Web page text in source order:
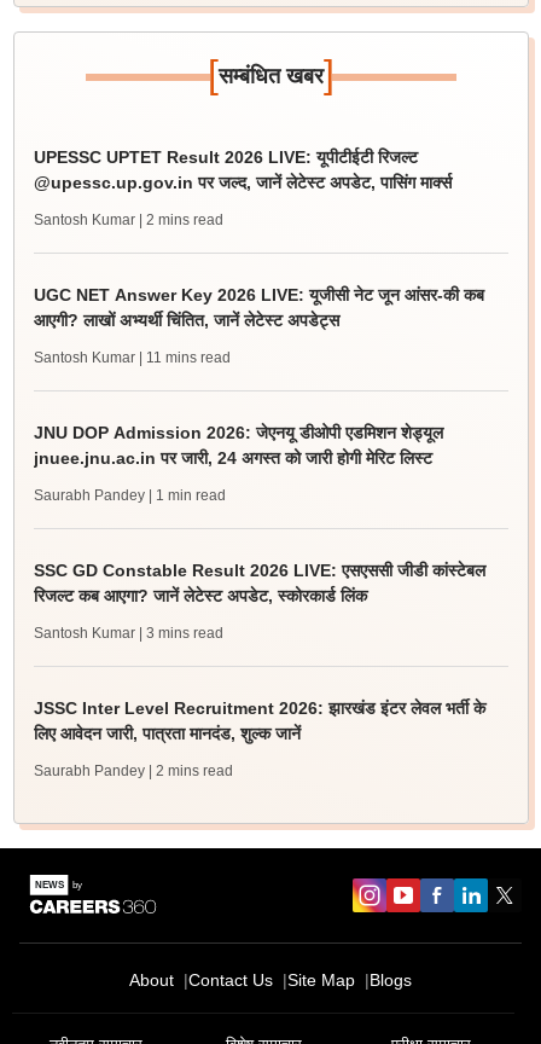
[सम्बंधित खबर]
UPESSC UPTET Result 2026 LIVE: यूपीटीईटी रिजल्ट
@upessc.up.gov.in पर जल्द, जानें लेटेस्ट अपडेट, पासिंग मार्क्स
Santosh Kumar | 2 mins read
UGC NET Answer Key 2026 LIVE: यूजीसी नेट जून आंसर-की कब
आएगी? लाखों अभ्यर्थी चिंतित, जानें लेटेस्ट अपडेट्स
Santosh Kumar | 11 mins read
JNU DOP Admission 2026: जेएनयू डीओपी एडमिशन शेड्यूल
jnuee.jnu.ac.in पर जारी, 24 अगस्त को जारी होगी मेरिट लिस्ट
Saurabh Pandey | 1 min read
SSC GD Constable Result 2026 LIVE: एसएससी जीडी कांस्टेबल
रिजल्ट कब आएगा? जानें लेटेस्ट अपडेट, स्कोरकार्ड लिंक
Santosh Kumar | 3 mins read
JSSC Inter Level Recruitment 2026: झारखंड इंटर लेवल भर्ती के
लिए आवेदन जारी, पात्रता मानदंड, शुल्क जानें
Saurabh Pandey | 2 mins read
About Contact Us Site Map Blogs